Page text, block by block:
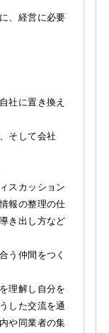
、経営に必要
社に置き換え
そして会社
スカッション
報の整理の仕
き出し方など
う仲間をつく
理解し自分を
した交流を通
や同業者の集